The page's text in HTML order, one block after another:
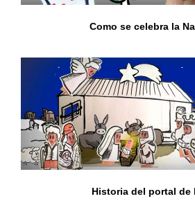
Como se celebra la
Historia del portal de